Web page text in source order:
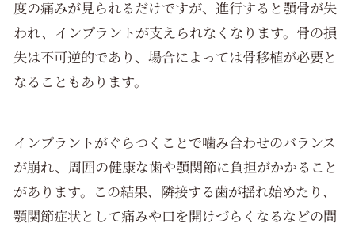
度の痛みが見られるだけですが、進行すると顎骨が失
われ、インプラントが支えられなくなります。骨の損
失は不可逆的であり、場合によっては骨移植が必要と
なることもあります。
インプラントがぐらつくことで噛み合わせのバランス
が崩れ、周囲の健康な歯や顎関節に負担がかかること
があります。この結果、隣接する歯が揺れ始めたり、
顎関節症状として痛みや口を開けづらくなるなどの問